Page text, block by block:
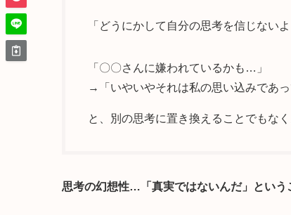
「どうにかして自分の思考を信じない
「〇〇さんに嫌われているかも…」
→「いやいやそれは私の思い込みであ
と、別の思考に置き換えることでもなく
思考の幻想性…「真実ではないんだ」という